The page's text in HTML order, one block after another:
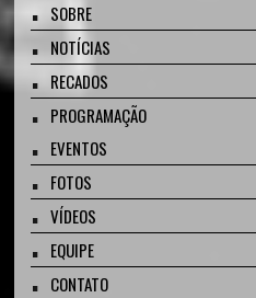
SOBRE
NOTÍCIAS
RECADOS
PROGRAMAÇÃO
EVENTOS
FOTOS
VÍDEOS
EQUIPE
CONTATO